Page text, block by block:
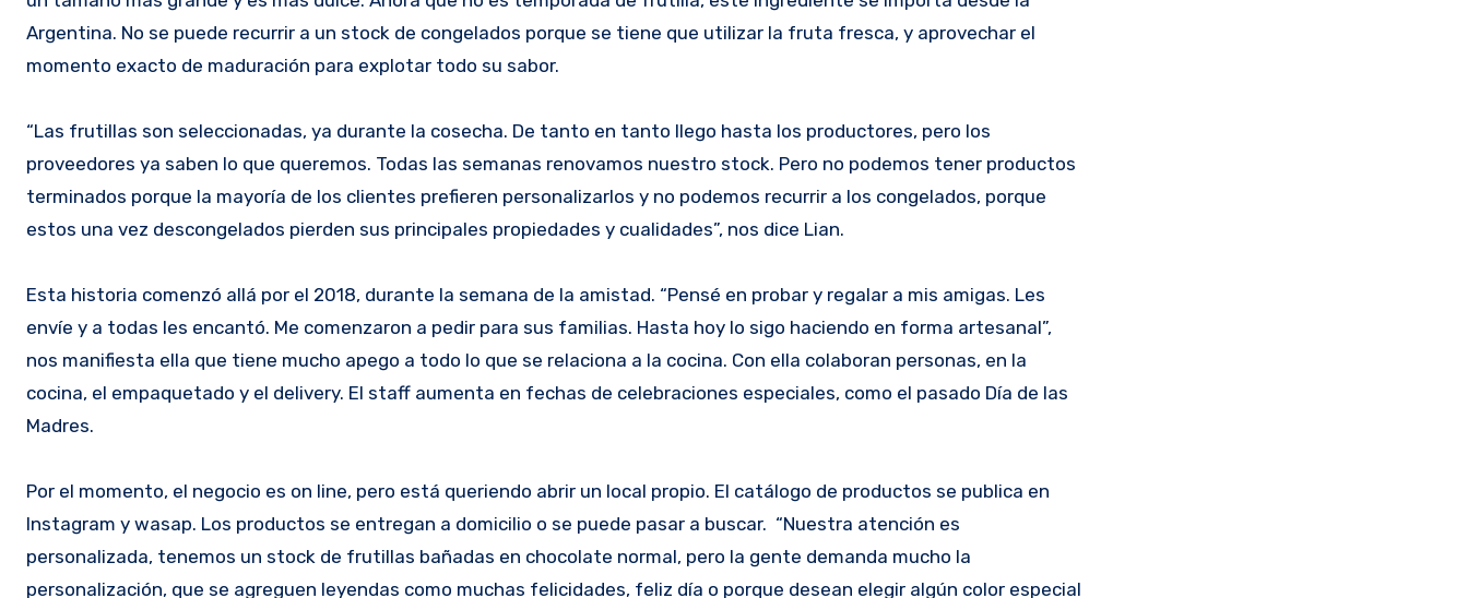
Argentina. No se puede recurrir a un stock de congelados porque se tiene que utilizar la fruta fresca, y aprovechar el
momento exacto de maduración para explotar todo su sabor.
“Las frutillas son seleccionadas, ya durante la cosecha. De tanto en tanto llego hasta los productores, pero los
proveedores ya saben lo que queremos. Todas las semanas renovamos nuestro stock. Pero no podemos tener productos
terminados porque la mayoría de los clientes prefieren personalizarlos y no podemos recurrir a los congelados, porque
estos una vez descongelados pierden sus principales propiedades y cualidades”, nos dice Lian.
Esta historia comenzó allá por el 2018, durante la semana de la amistad. “Pensé en probar y regalar a mis amigas. Les
envíe y a todas les encantó. Me comenzaron a pedir para sus familias. Hasta hoy lo sigo haciendo en forma artesanal”,
nos manifiesta ella que tiene mucho apego a todo lo que se relaciona a la cocina. Con ella colaboran personas, en la
cocina, el empaquetado y el delivery. El staff aumenta en fechas de celebraciones especiales, como el pasado Día de las
Madres.
Por el momento, el negocio es on line, pero está queriendo abrir un local propio. El catálogo de productos se publica en
Instagram y wasap. Los productos se entregan a domicilio o se puede pasar a buscar. “Nuestra atención es
personalizada, tenemos un stock de frutillas bañadas en chocolate normal, pero la gente demanda mucho la
personalización, que se agreguen leyendas como muchas felicidades, feliz día o porque desean elegir algún color especial